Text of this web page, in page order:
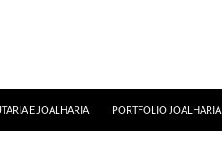
E JOALHARIA PORTFOLIO JOALHARIA